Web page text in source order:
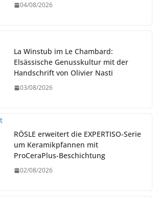
04/08/2026
La Winstub im Le Chambard:
Elsässische Genusskultur mit der
Handschrift von Olivier Nasti
03/08/2026
RÖSLE erweitert die EXPERTISO-Serie
um Keramikpfannen mit
ProCeraPlus-Beschichtung
02/08/2026